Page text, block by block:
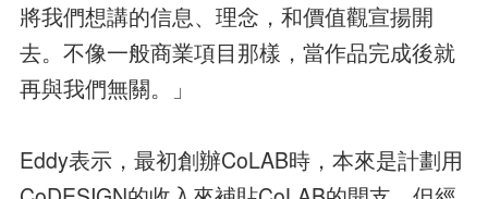
將我們想講的信息、理念，和價值觀宣揚開
去。不像一般商業項目那樣，當作品完成後就
再與我們無關。」
Eddy表示，最初創辦CoLAB時，本來是計劃用